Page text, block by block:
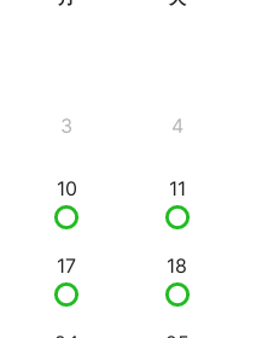
3 4
10 11
17 18